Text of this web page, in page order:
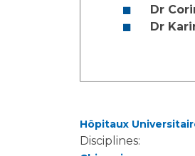
Dr
Dr
Hôpitaux
Disciplines: